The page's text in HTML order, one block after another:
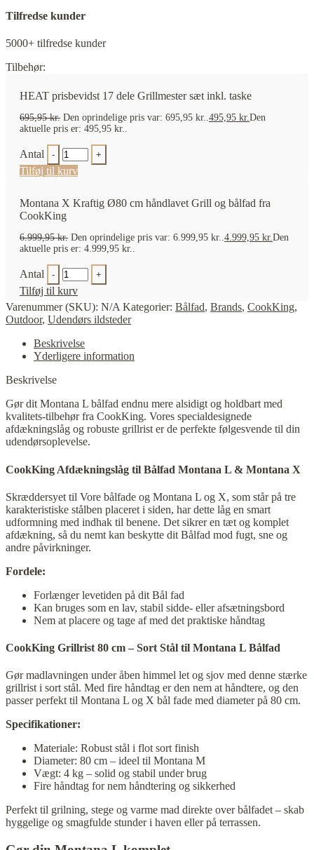
Tilfredse kunder
5000+ tilfredse kunder
Tilbehør:
HEAT prisbevidst 17 dele Grillmester sæt inkl. taske
695,95kr. Den oprindelige pris var: 695,95 kr..495,95 kr.Den
aktuelle pris er: 495,95 kr..
Antal
Tilføj til kurv
Montana X Kraftig Ø80 cm håndlavet Grill og bålfad fra
CookKing
6.999,95kr. Den oprindelige pris var: 6.999,95 kr..4.999,95 kr.Den
aktuelle pris er: 4.999,95 kr..
Antal
Tilføj til kurv
Varenummer (SKU): N/A Kategorier: Bålfad, Brands, CookKing,
Outdoor, Udendørs ildsteder
Beskrivelse
Yderligere information
Beskrivelse
Gør dit Montana L bålfad endnu mere alsidigt og holdbart med
kvalitets-tilbehør fra CookKing. Vores specialdesignede
afdækningslåg og robuste grillrist er de perfekte følgesvende til din
udendørsoplevelse.
CookKing Afdækningslåg til Bålfad Montana L & Montana X
Skræddersyet til Vore bålfade og Montana L og X, som står på tre
karakteristiske stålben placeret i siden, har dette låg en smart
udformning med indhak til benene. Det sikrer en tæt og komplet
afdækning, så du nemt kan beskytte dit Bålfad mod fugt, sne og
andre påvirkninger.
Fordele:
Forlænger levetiden på dit Bål fad
Kan bruges som en lav, stabil sidde- eller afsætningsbord
Nem at placere og tage af med det praktiske håndtag
CookKing Grillrist 80 cm – Sort Stål til Montana L Bålfad
Gør madlavningen under åben himmel let og sjov med denne stærke
grillrist i sort stål. Med fire håndtag er den nem at håndtere, og den
passer perfekt til Montana L og X bål fade med diameter på 80 cm.
Specifikationer:
Materiale: Robust stål i flot sort finish
Diameter: 80 cm – ideel til Montana M
Vægt: 4 kg – solid og stabil under brug
Fire håndtag for nem håndtering og sikkerhed
Perfekt til grilning, stege og varme mad direkte over bålfadet – skab
hyggelige og smagfulde stunder i haven eller på terrassen.